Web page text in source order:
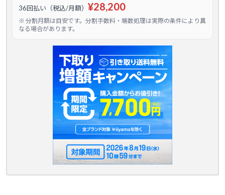
36回払い（税込/月額） ¥28,200
※ 分割月額は目安です。分割手数料・端数処理は実際の条件により異
なる場合があります。